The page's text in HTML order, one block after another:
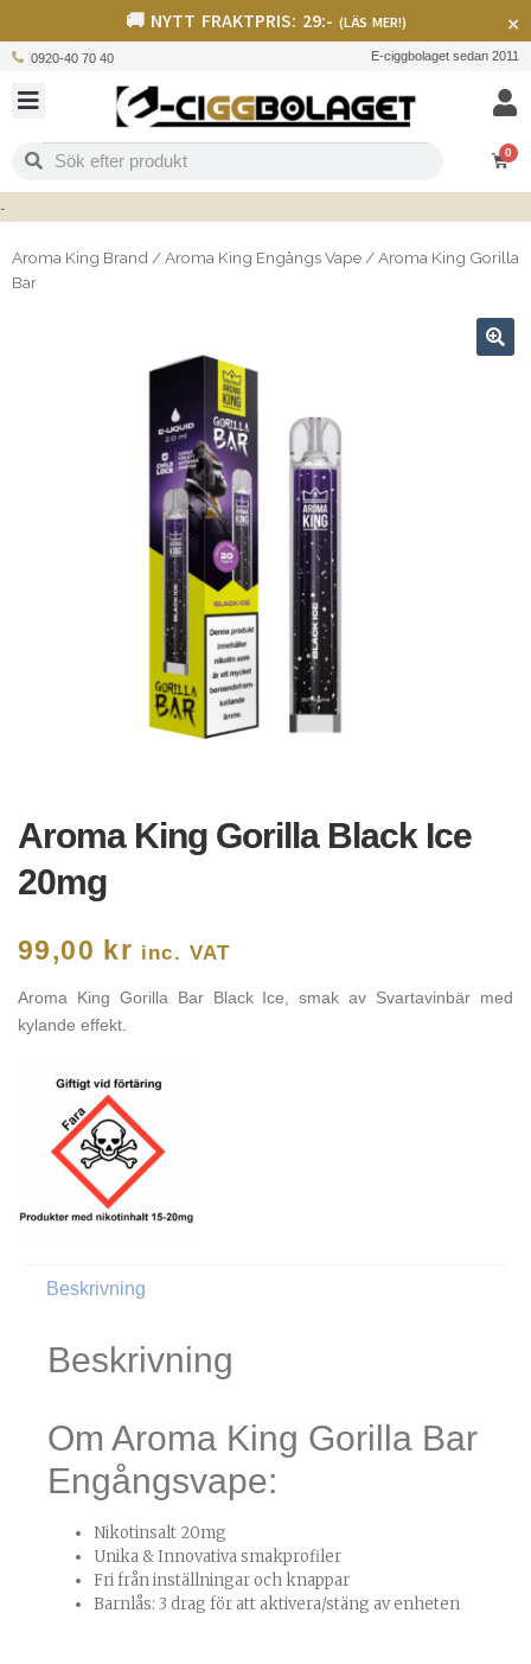
🚚 NYTT FRAKTPRIS: 29:- (LÄS MER!) ×
0920-40 70 40 E-ciggbolaget sedan 2011
0
Aroma King Brand /Aroma King Engångs Vape /Aroma King Gorilla
Bar
Aroma King Gorilla Black Ice
20mg
99,00 kr inc. VAT
Aroma King Gorilla Bar Black Ice, smak av Svartavinbär med
kylande effekt.
Beskrivning
Beskrivning
Om Aroma King Gorilla Bar
Engångsvape:
Nikotinsalt 20mg
Unika & Innovativa smakprofiler
Fri från inställningar och knappar
Barnlås: 3 drag för att aktivera/stäng av enheten